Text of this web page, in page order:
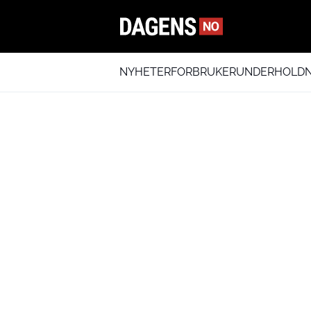
NYHETERFORBRUKER